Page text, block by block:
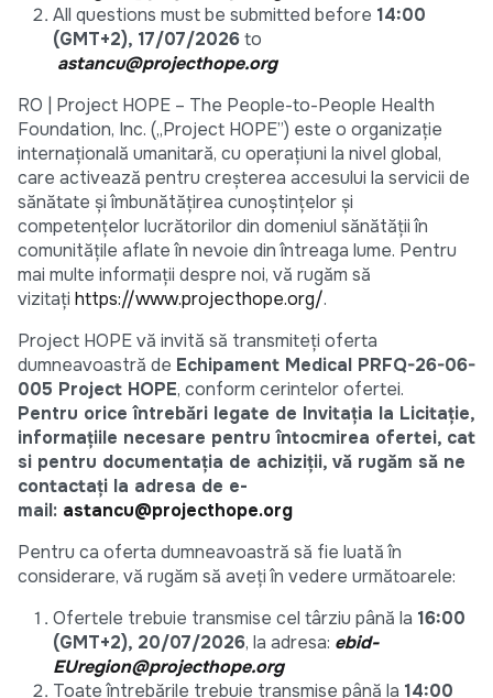
All questions must be submitted before 14:00
(GMT+2), 17/07/2026to
astancu@projecthope.org
RO | Project HOPE – The People-to-People Health
Foundation, Inc. („Project HOPE”) este o organizație
internațională umanitară, cu operațiuni la nivel global,
care activează pentru creșterea accesului la servicii de
sănătate și îmbunătățirea cunoștințelor și
competențelor lucrătorilor din domeniul sănătății în
comunitățile aflate în nevoie din întreaga lume. Pentru
mai multe informații despre noi, vă rugăm să
vizitați https://www.projecthope.org/.
Project HOPE vă invită să transmiteți oferta
dumneavoastră de Echipament Medical PRFQ-26-06-
005 Project HOPE, conform cerintelor ofertei.
Pentru orice întrebări legate de Invitația la Licitație,
informațiile necesare pentru întocmirea ofertei, cat
si pentru documentația de achiziții, vă rugăm să ne
contactați la adresa de e-
mail: astancu@projecthope.org
Pentru ca oferta dumneavoastră să fie luată în
considerare, vă rugăm să aveți în vedere următoarele:
Ofertele trebuie transmise cel târziu până la 16:00
(GMT+2), 20/07/2026, la adresa: ebid-
EUregion@projecthope.org
Toate întrebările trebuie transmise până la 14:00